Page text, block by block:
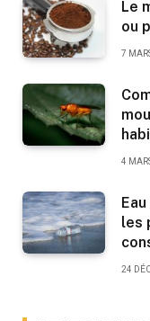
Le
ou
7
4
les
24